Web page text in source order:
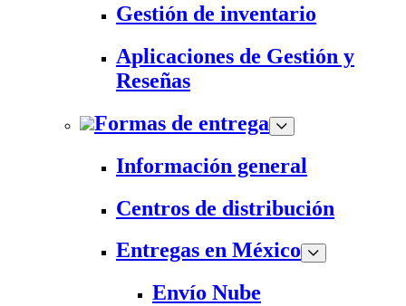
Gestión de inventario
Aplicaciones de Gestión y
Reseñas
Formas de entrega
Información general
Centros de distribución
Entregas en México
Envío Nube